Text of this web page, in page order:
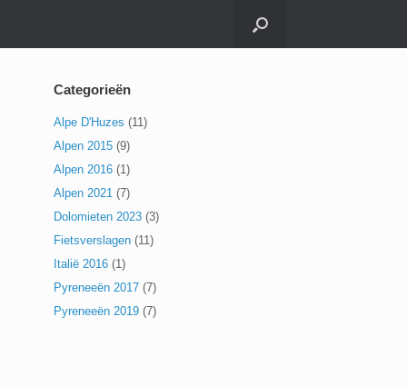
Categorieën
Alpe D'Huzes (11)
Alpen 2015 (9)
Alpen 2016 (1)
Alpen 2021 (7)
Dolomieten 2023 (3)
Fietsverslagen (11)
Italië 2016 (1)
Pyreneeën 2017 (7)
Pyreneeën 2019 (7)